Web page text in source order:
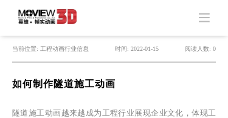
当前位置: 工程动画行业信息 时间: 2022-01-15 阅读人数: 0
如何制作隧道施工动画
隧道施工动画越来越成为工程行业展现企业文化，体现工